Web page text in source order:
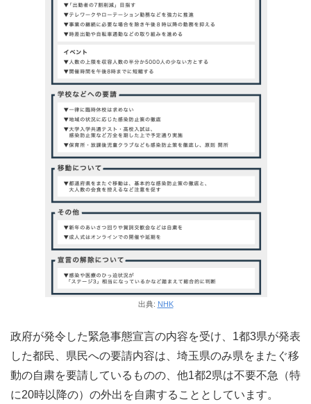
出典: NHK
政府が発令した緊急事態宣言の内容を受け、1都3県が発表
した都民、県民への要請内容は、埼玉県のみ県をまたぐ移
動の自粛を要請しているものの、他1都2県は不要不急（特
に20時以降の）の外出を自粛することとしています。